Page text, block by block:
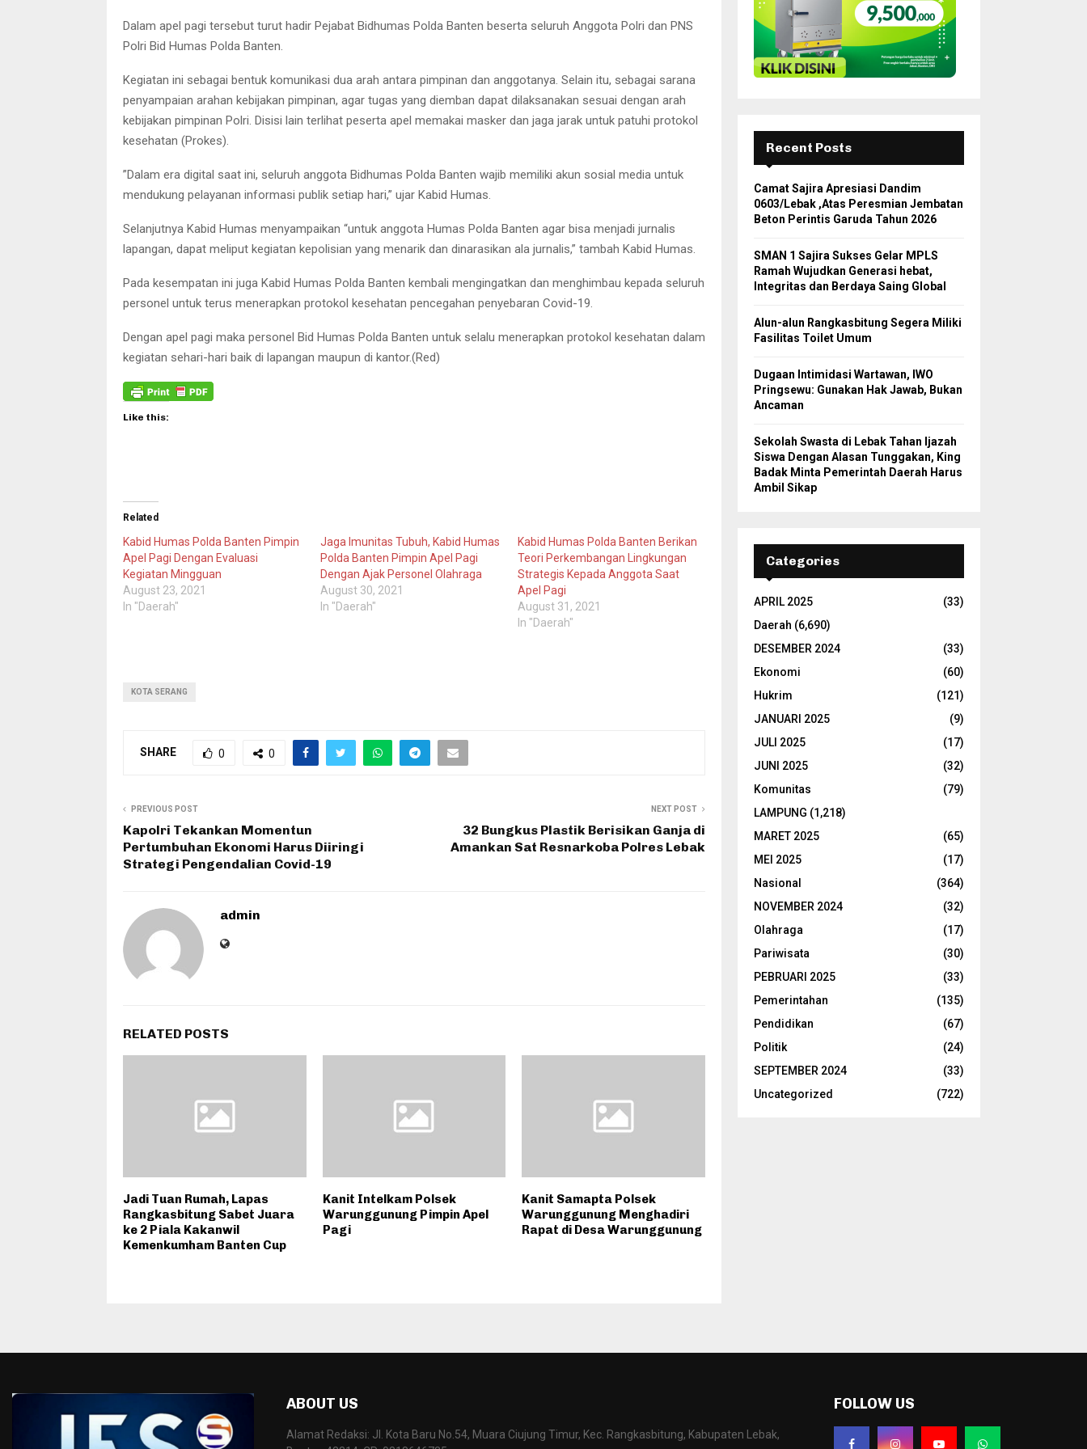
Dalam apel pagi tersebut turut hadir Pejabat Bidhumas Polda Banten beserta seluruh Anggota Polri dan PNS
Polri Bid Humas Polda Banten.
Kegiatan ini sebagai bentuk komunikasi dua arah antara pimpinan dan anggotanya. Selain itu, sebagai sarana
penyampaian arahan kebijakan pimpinan, agar tugas yang diemban dapat dilaksanakan sesuai dengan arah
kebijakan pimpinan Polri. Disisi lain terlihat peserta apel memakai masker dan jaga jarak untuk patuhi protokol
kesehatan (Prokes).
”Dalam era digital saat ini, seluruh anggota Bidhumas Polda Banten wajib memiliki akun sosial media untuk
mendukung pelayanan informasi publik setiap hari,” ujar Kabid Humas.
Selanjutnya Kabid Humas menyampaikan “untuk anggota Humas Polda Banten agar bisa menjadi jurnalis
lapangan, dapat meliput kegiatan kepolisian yang menarik dan dinarasikan ala jurnalis,” tambah Kabid Humas.
Pada kesempatan ini juga Kabid Humas Polda Banten kembali mengingatkan dan menghimbau kepada seluruh
personel untuk terus menerapkan protokol kesehatan pencegahan penyebaran Covid-19.
Dengan apel pagi maka personel Bid Humas Polda Banten untuk selalu menerapkan protokol kesehatan dalam
kegiatan sehari-hari baik di lapangan maupun di kantor.(Red)
Like this:
Related
Kabid Humas Polda Banten Pimpin
Apel Pagi Dengan Evaluasi
Kegiatan Mingguan
August 23, 2021
In "Daerah"
Jaga Imunitas Tubuh, Kabid Humas
Polda Banten Pimpin Apel Pagi
Dengan Ajak Personel Olahraga
August 30, 2021
In "Daerah"
Kabid Humas Polda Banten Berikan
Teori Perkembangan Lingkungan
Strategis Kepada Anggota Saat
Apel Pagi
August 31, 2021
In "Daerah"
KOTA SERANG
SHARE 0 0
PREVIOUS POST
Kapolri Tekankan Momentun
Pertumbuhan Ekonomi Harus Diiringi
Strategi Pengendalian Covid-19
NEXT POST
32 Bungkus Plastik Berisikan Ganja di
Amankan Sat Resnarkoba Polres Lebak
admin
RELATED POSTS
Jadi Tuan Rumah, Lapas
Rangkasbitung Sabet Juara
ke 2 Piala Kakanwil
Kemenkumham Banten Cup
Kanit Intelkam Polsek
Warunggunung Pimpin Apel
Pagi
Kanit Samapta Polsek
Warunggunung Menghadiri
Rapat di Desa Warunggunung
H
Recent Posts
Camat Sajira Apresiasi Dandim
0603/Lebak ,Atas Peresmian Jembatan
Beton Perintis Garuda Tahun 2026
SMAN 1 Sajira Sukses Gelar MPLS
Ramah Wujudkan Generasi hebat,
Integritas dan Berdaya Saing Global
Alun-alun Rangkasbitung Segera Miliki
Fasilitas Toilet Umum
Dugaan Intimidasi Wartawan, IWO
Pringsewu: Gunakan Hak Jawab, Bukan
Ancaman
Sekolah Swasta di Lebak Tahan Ijazah
Siswa Dengan Alasan Tunggakan, King
Badak Minta Pemerintah Daerah Harus
Ambil Sikap
Categories
APRIL 2025
(33)
Daerah (6,690)
DESEMBER 2024
(33)
Ekonomi
(60)
Hukrim
(121)
JANUARI 2025
(9)
JULI 2025
(17)
JUNI 2025
(32)
Komunitas
(79)
LAMPUNG (1,218)
MARET 2025
(65)
MEI 2025
(17)
Nasional
(364)
NOVEMBER 2024
(32)
Olahraga
(17)
Pariwisata
(30)
PEBRUARI 2025
(33)
Pemerintahan
(135)
Pendidikan
(67)
Politik
(24)
SEPTEMBER 2024
(33)
Uncategorized
(722)
ABOUT US
Alamat Redaksi: Jl. Kota Baru No.54, Muara Ciujung Timur, Kec. Rangkasbitung, Kabupaten Lebak,
FOLLOW US